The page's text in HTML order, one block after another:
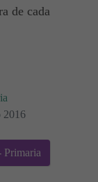
de cada
2016
Primaria